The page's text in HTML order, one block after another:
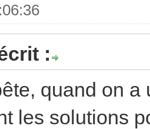
:
quand on
les solutions